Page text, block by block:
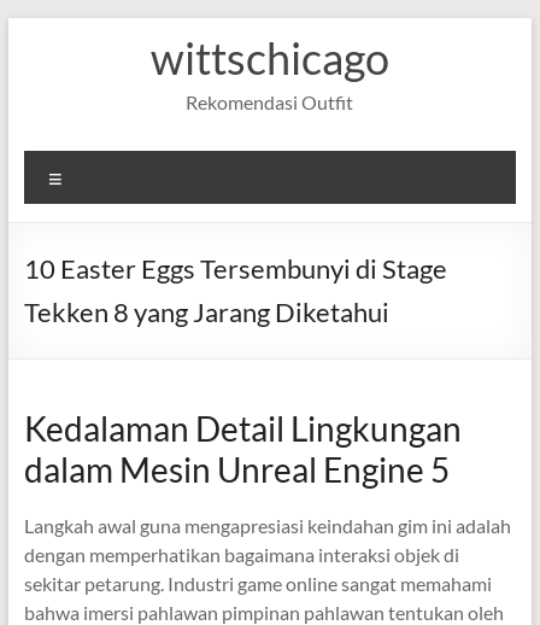
wittschicago
Rekomendasi Outfit
10 Easter Eggs Tersembunyi di Stage
Tekken 8 yang Jarang Diketahui
Kedalaman Detail Lingkungan
dalam Mesin Unreal Engine 5
Langkah awal guna mengapresiasi keindahan gim ini adalah
dengan memperhatikan bagaimana interaksi objek di
sekitar petarung. Industri game online sangat memahami
bahwa imersi pahlawan pimpinan pahlawan tentukan oleh